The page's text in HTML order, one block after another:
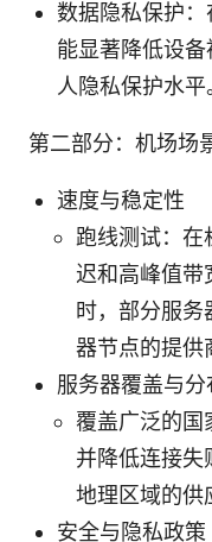
数据隐私保护
能显著降低设
人隐私保护水平
第二部分：机场场
速度与稳定性
跑线测试：在
迟和高峰值带
时，部分服务
器节点的提供
服务器覆盖与分
覆盖广泛的国
并降低连接失
地理区域的供
安全与隐私政策